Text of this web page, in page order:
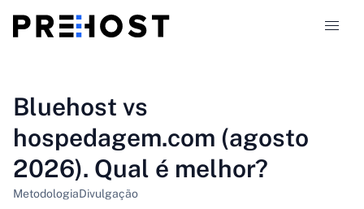
Comparações
319
Bluehost vs
hospedagem.com (agosto
2026). Qual é melhor?
MetodologiaDivulgação